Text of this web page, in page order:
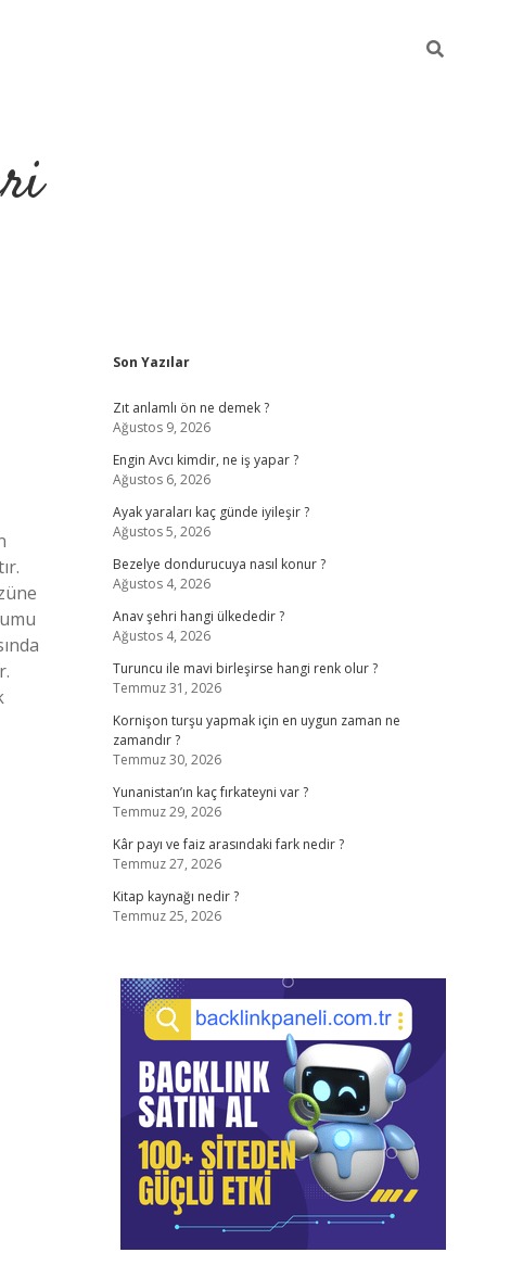
Sidebar
Son Yazılar
Zıt anlamlı ön ne demek ?
Ağustos 9, 2026
Engin Avcı kimdir, ne iş yapar ?
Ağustos 6, 2026
Ayak yaraları kaç günde iyileşir ?
Ağustos 5, 2026
Bezelye dondurucuya nasıl konur ?
Ağustos 4, 2026
Anav şehri hangi ülkededir ?
Ağustos 4, 2026
Turuncu ile mavi birleşirse hangi renk olur ?
Temmuz 31, 2026
Kornişon turşu yapmak için en uygun zaman ne
zamandır ?
Temmuz 30, 2026
Yunanistan’ın kaç fırkateyni var ?
Temmuz 29, 2026
Kâr payı ve faiz arasındaki fark nedir ?
Temmuz 27, 2026
Kitap kaynağı nedir ?
Temmuz 25, 2026